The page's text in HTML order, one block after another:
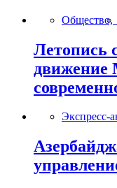
Общество,
Летопись
движение
Экспресс-